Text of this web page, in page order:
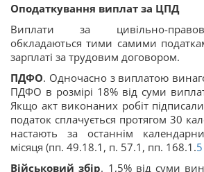
Оподаткування виплат за ЦПД
Виплати за цивільно-
обкладаються тими самими
зарплаті за трудовим договором.
ПДФО. Одночасно з виплатою
ПДФО в розмірі 18% від суми
Якщо акт виконаних робіт
податок сплачується протягом 30
настають за останнім
місяця (пп. 49.18.1, п. 57.1, пп. 168.1.5
Військовий збір. 1,5% від суми